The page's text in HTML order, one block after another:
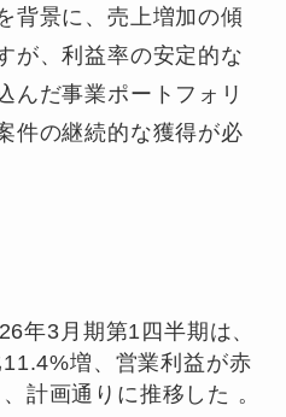
背景に、売上増加の傾
が、利益率の安定的な
んだ事業ポートフォリ
件の継続的な獲得が必
年3月期第1四半期は、
増、営業利益が赤
計画通りに推移した 。